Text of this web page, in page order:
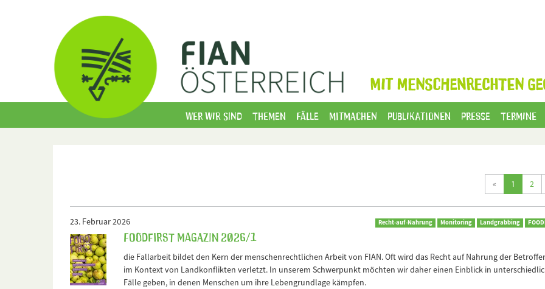
MIT MENSCHENRECHTEN
Wer wir sind Themen Fälle Mitmachen Publikationen Presse Termine
« 1(current)
2
23. Februar 2026 Recht-auf-Nahrung Monitoring Landgrabbing
FOODFirst Magazin 2026/1
die Fallarbeit bildet den Kern der menschenrechtlichen Arbeit von FIAN. Oft wird das Recht auf Nahrung der
im Kontext von Landkonflikten verletzt. In unserem Schwerpunkt möchten wir daher einen Einblick in
Fälle geben, in denen Menschen um ihre Lebengrundlage kämpfen.